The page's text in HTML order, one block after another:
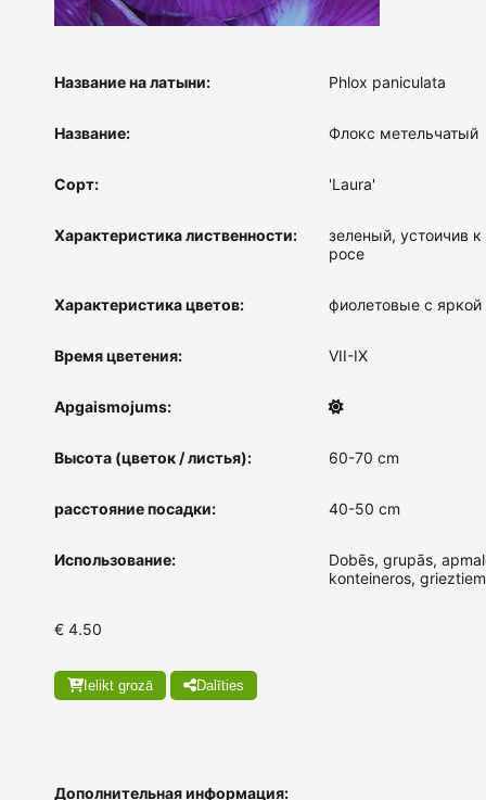
Название на латыни: Phlox paniculata
Название: Флокс метельчатый
Сорт: 'Laura'
Характеристика лиственности:
зеленый, устоичив
росе
Характеристика цветов: фиолетовые с яркой
Время цветения: VII-IX
Apgaismojums:
Высота (цветок / листья): 60-70 cm
расстояние посадки: 40-50 cm
Использование:
Dobēs, grupās,
konteineros,
€ 4.50
Ielikt grozā Dalīties
Дополнительная информация: